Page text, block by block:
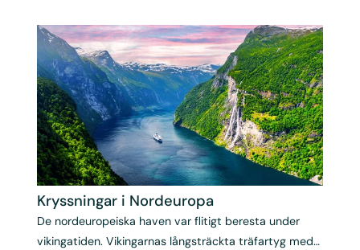
Kryssningar i Nordeuropa
De nordeuropeiska haven var flitigt beresta under
vikingatiden. Vikingarnas långsträckta träfartyg med